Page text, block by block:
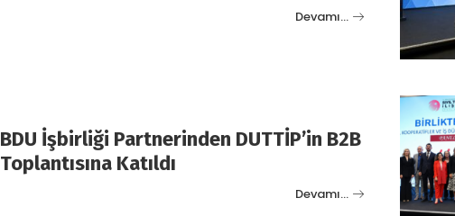
Devamı…
BDU İşbirliği Partnerinden DUTTİP’in B2B
Toplantısına Katıldı
Devamı…